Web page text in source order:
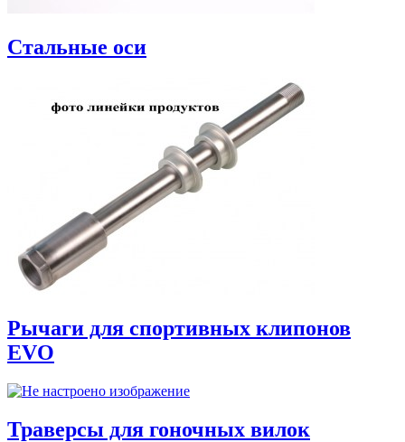
Стальные оси
Рычаги для спортивных клипонов
EVO
Траверсы для гоночных вилок